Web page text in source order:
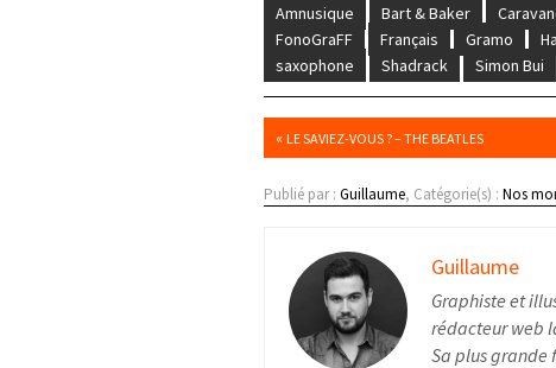
Amnusique Bart & Baker
FonoGraFF
Français Gramo
saxophone
Shadrack Simon Bui
«LE SAVIEZ-VOUS ? – THE BEATLES
Publié par :Guillaume, Catégorie(s) :Nos
Guillaume
Graphiste et
rédacteur web
Sa plus grande